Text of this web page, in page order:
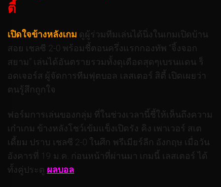
ตี้
เปิดใจข้างหลังเกม ดูผู้ร่วมทีมเล่นได้นิ่งในเกมเปิดบ้าน
สอย เชลซี 2-0 พร้อมชี้ตอนครึ่งแรกกองทัพ “จิ้งจอก
สยาม” เล่นได้อันตรายรวมทั้งดุเดือดสุดๆเบรนแดน ร็
อดเจอร์ส ผู้จัดการทีมฟุตบอล เลสเตอร์ สิตี้ เปิดเผยว่า
ตนรู้สึกถูกใจ
ฟอร์มการเล่นของกลุ่ม ที่ในช่วงเวลานี้ชี้ให้เห็นถึงความ
เก๋าเกม ข้างหลังโชว์เข้มแข็งเปิดรัง คิง เพาเวอร์ สเต
เดี้ยม ปราบ เชลซี 2-0 ในศึก พรีเมียร์ลีก อังกฤษ เมื่อวัน
อังคารที่ 19 ม.ค. ก่อนหน้าที่ผ่านมา เกมนี้ เลสเตอร์ ได้
ทั้งคู่ประตู ผลบอล